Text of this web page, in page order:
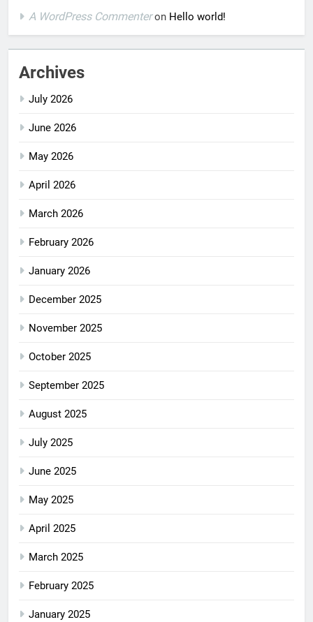
A WordPress Commenteron Hello world!
Archives
July 2026
June 2026
May 2026
April 2026
March 2026
February 2026
January 2026
December 2025
November 2025
October 2025
September 2025
August 2025
July 2025
June 2025
May 2025
April 2025
March 2025
February 2025
January 2025